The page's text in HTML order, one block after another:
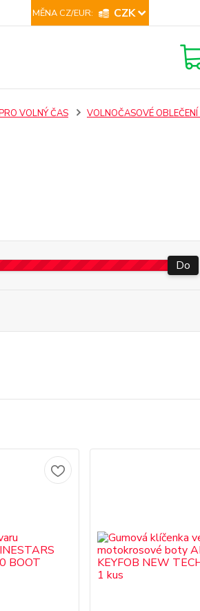
CZK
VOLNÝ ČAS
VOLNOČASOVÉ
Do